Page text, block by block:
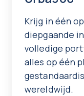
Krijg in één
diepgaande
volledige
alles op één
wereldwijd.